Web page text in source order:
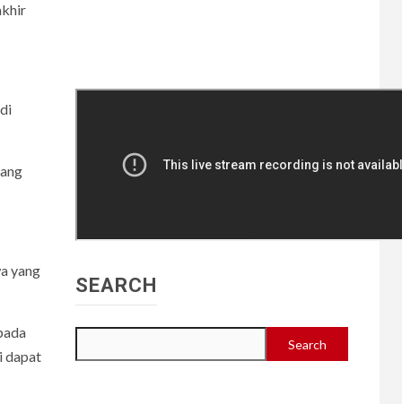
yang
dapat
SEARCH
Search